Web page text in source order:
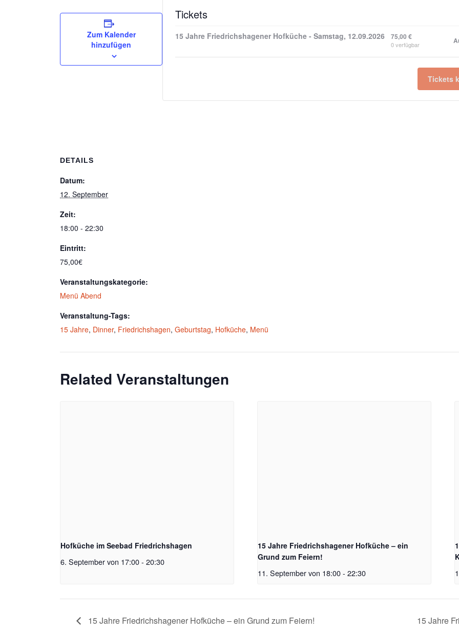
Zum Kalender
hinzufügen
DETAILS
Datum:
12. September
Zeit:
18:00 - 22:30
Eintritt:
75,00€
Veranstaltungskategorie:
Menü Abend
Veranstaltung-Tags:
15 Jahre, Dinner, Friedrichshagen, Geburtstag, Hofküche, Menü
Tickets
15 Jahre Friedrichshagener Hofküche - Samstag, 12.09.2026 75,00 €
0verfügbar
Tickets
Related Veranstaltungen
Hofküche im Seebad Friedrichshagen
6. September von 17:00- 20:30
15 Jahre Friedrichshagener Hofküche – ein
Grund zum Feiern!
11. September von 18:00 - 22:30
15 Jahre Friedrichshagener Hofküche – ein Grund zum Feiern! 15 Jahre